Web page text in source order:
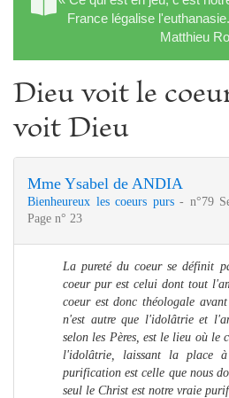
France légalise
Matthieu
Dieu voit le
voit Dieu
Mme Ysabel de ANDIA
Bienheureux les coeurs purs - n°79
Page n° 23
La pureté du coeur se définit
coeur pur est celui dont tout
coeur est donc théologale
n'est autre que l'idolâtrie et
selon les Pères, est le lieu où le
l'idolâtrie, laissant la place
purification est celle que nous
seul le Christ est notre vraie